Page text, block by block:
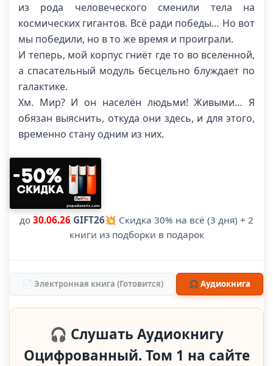
из рода человеческого сменили тела на
космических гигантов. Всё ради победы… Но вот
мы победили, но в то же время и проиграли.
И теперь, мой корпус гниёт где то во вселенной,
а спасательный модуль бесцельно блуждает по
галактике.
Хм. Мир? И он населён людьми! Живыми… Я
обязан выяснить, откуда они здесь, и для этого,
временно стану одним из них.
до 30.06.26 GIFT26💥 Скидка 30% на всё (3 дня) + 2
книги из подборки в подарок
📄 Электронная книга (Готовится) 🎧 Аудиокнига
🎧 Слушать Аудиокнигу
Оцифрованный. Том 1 на сайте